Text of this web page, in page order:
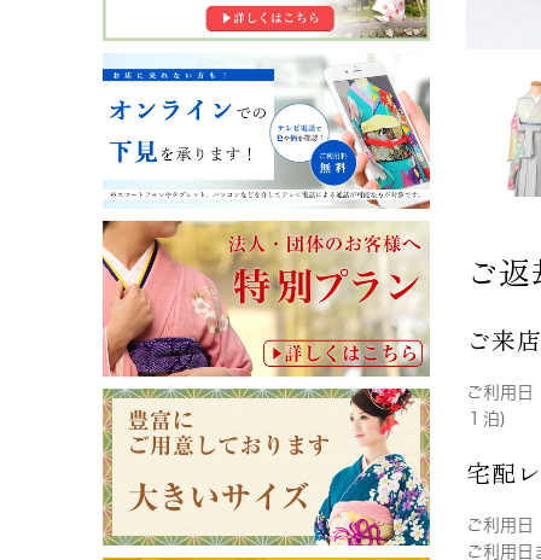
ご
ご来
ご利用日
１泊)
宅配
ご利用日
ご利用日